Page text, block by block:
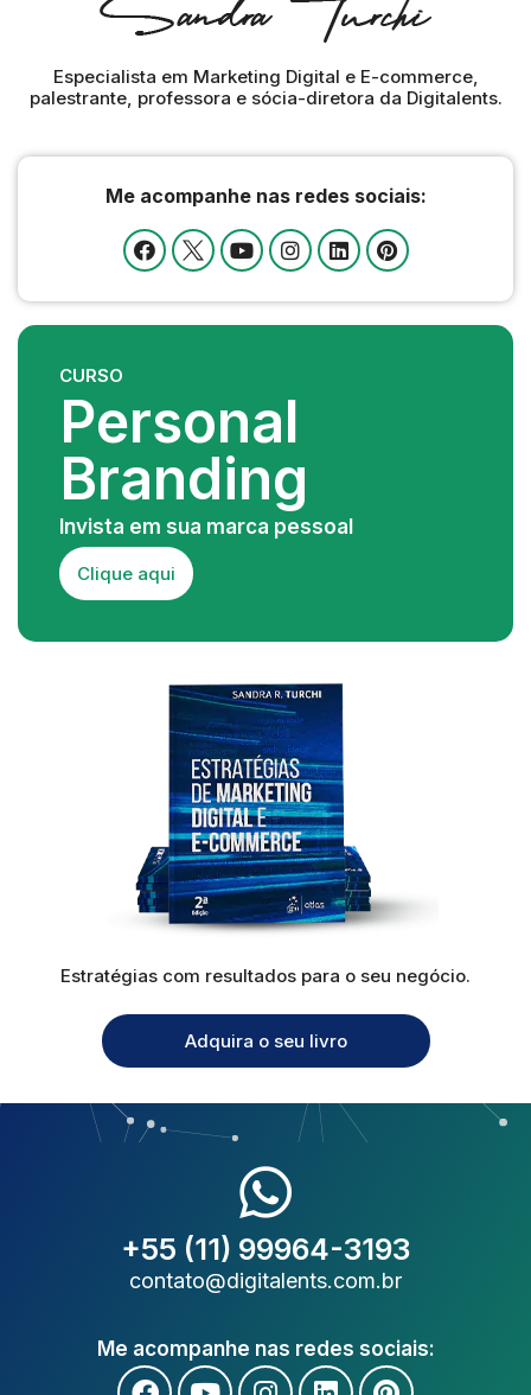
Especialista em Marketing Digital e E-commerce,
palestrante, professora e sócia-diretora da Digitalents.
Me acompanhe nas redes sociais:
CURSO
Personal
Branding
Invista em sua marca pessoal
Clique aqui
Estratégias com resultados para o seu negócio.
Adquira o seu livro
+55 (11) 99964-3193
contato@digitalents.com.br
Me acompanhe nas redes sociais: